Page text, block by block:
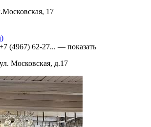
17
(4967) 62-27... — показать
Московская, д.17